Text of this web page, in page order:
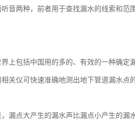
音两种，前者用于查找漏水的线索和
上包括中国用的多的、有效的一种确
关仪可快速准确地测出地下管道漏水点
漏点大产生的漏水声比漏点小产生的漏